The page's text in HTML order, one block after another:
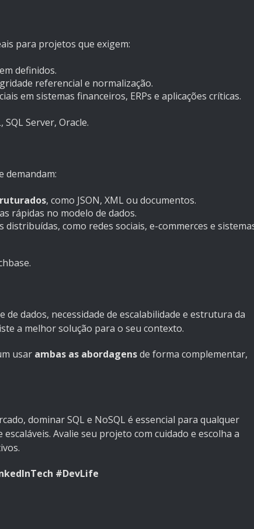
para projetos que exigem:
definidos.
referencial e normalização.
em sistemas financeiros, ERPs e aplicações críticas.
Server, Oracle.
demandam:
, como JSON, XML ou documentos.
rápidas no modelo de dados.
distribuídas, como redes sociais, e-commerces e
dados, necessidade de escalabilidade e estrutura da
a melhor solução para o seu contexto.
usar ambas as abordagensde forma complementar,
dominar SQL e NoSQL é essencial para qualquer
Avalie seu projeto com cuidado e escolha a
#DevLife